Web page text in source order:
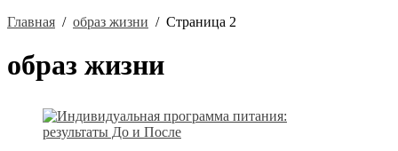
Главная / образ жизни / Страница 2
образ жизни